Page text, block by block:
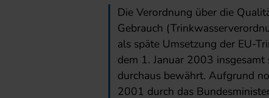
Die Verordnung über die
Gebrauch
als späte Umsetzung der EU-
dem 1. Januar 2003
durchaus bewährt. Aufgrund
2001 durch das